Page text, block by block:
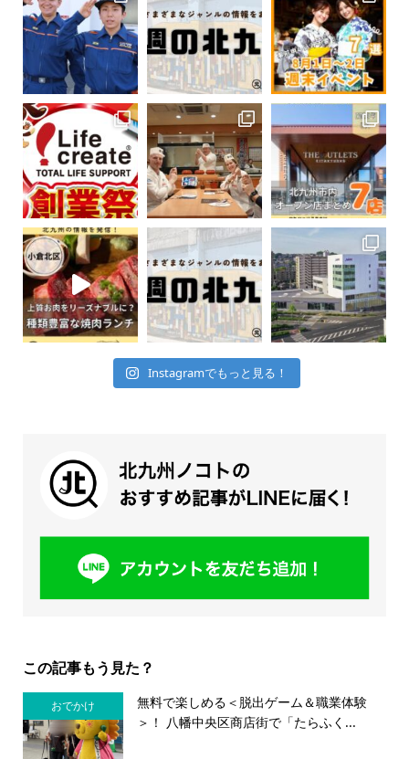
Instagramでもっと見る！
この記事もう見た？
おでかけ
無料で楽しめる＜脱出ゲーム＆職業体験
＞！ 八幡中央区商店街で「たらふく...